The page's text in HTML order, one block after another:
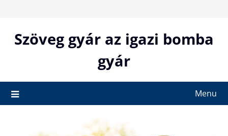
contentSzöveg gyár az igazi bomba
gyár
Menu